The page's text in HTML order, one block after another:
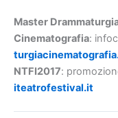
Master
Cinematografia:
NTFI2017:
iteatrofestival.it